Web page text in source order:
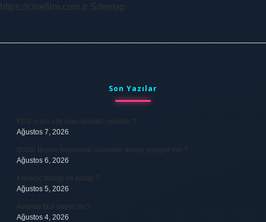
https://cinefilm.com.tr Sitemap
Son Yazılar
KDV oranı sıfır olan ürünler nelerdir ?
Ağustos 7, 2026
Bobbi Brown hayvanlar üzerinde deney yapıyor mu ?
Ağustos 6, 2026
Kovacic maaşı ne kadar ?
Ağustos 5, 2026
Avantaj faul sayılır mı ?
Ağustos 4, 2026